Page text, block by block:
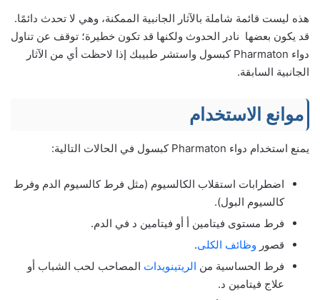
هذه ليست قائمة شاملة بالآثار الجانبية الممكنة، وهي لا تحدث دائمًا.
قد يكون بعضها نادر الحدوث ولكنها قد تكون خطيرة؛ توقف عن تناول
دواء Pharmaton كبسول واستشر طبيبك إذا لاحظت أي من الآثار
الجانبية السابقة.
موانع الاستخدام
يمنع استخدام دواء Pharmaton كبسول في الحالات التالية:
اضطرابات استقلاب الكالسيوم (مثل فرط كالسيوم الدم وفرط
كالسيوم البول).
فرط مستوى فيتامين أ أو فيتامين د في الدم.
قصور وظائف الكلى.
فرط الحساسية من الريتينويدات المصاحب لحب الشباب أو
علاج فيتامين د.